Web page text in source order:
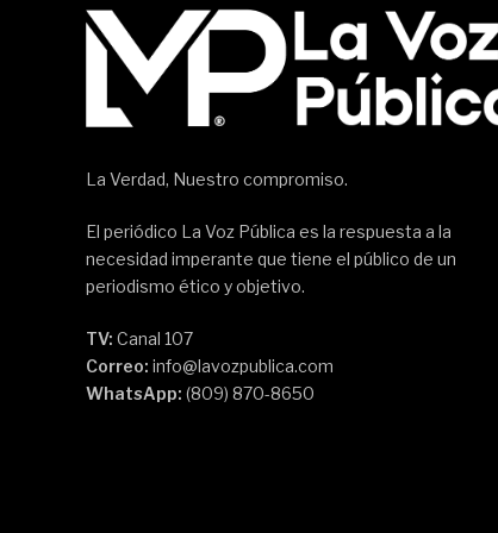
La Verdad, Nuestro compromiso.
El periódico La Voz Pública es la respuesta a la
necesidad imperante que tiene el público de un
periodismo ético y objetivo.
TV: Canal 107
Correo: info@lavozpublica.com
WhatsApp: (809) 870-8650